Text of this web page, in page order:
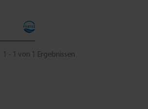
1 - 1 von 1 Ergebnissen